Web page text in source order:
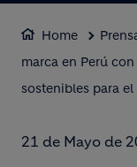
Home
marca en Perú
sostenibles para
21 de Mayo de